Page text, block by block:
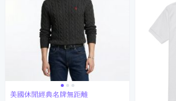
美國休閒經典名牌無距離